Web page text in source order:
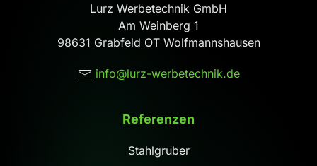
Lurz Werbetechnik GmbH
Am Weinberg 1
98631 Grabfeld OT Wolfmannshausen
info@lurz-werbetechnik.de
Referenzen
Stahlgruber